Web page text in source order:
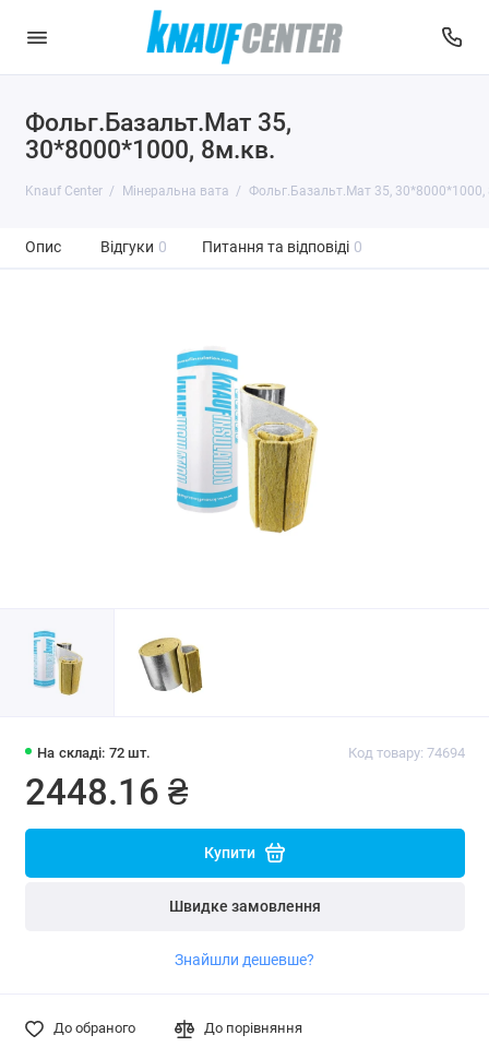
Фольг.Базальт.Мат 35,
30*8000*1000, 8м.кв.
Knauf Center Мінеральна вата Фольг.Базальт.Мат 35, 30*8000*1000,
Опис Відгуки 0 Питання та відповіді 0
На складі: 72 шт. Код товару: 74694
2448.16 ₴
Купити
Швидке замовлення
Знайшли дешевше?
До обраного До порівняння